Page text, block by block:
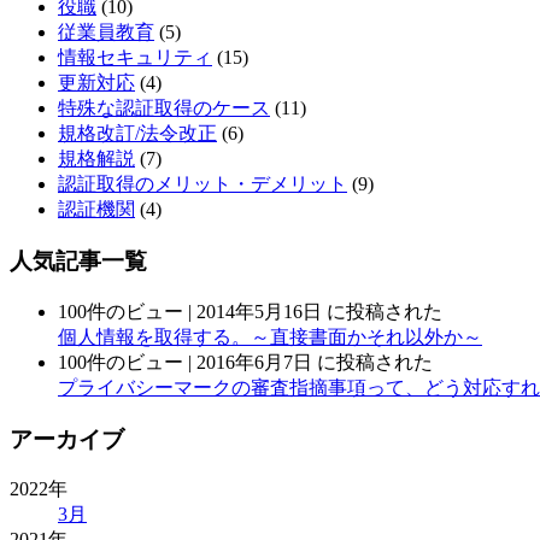
役職 (10)
従業員教育 (5)
情報セキュリティ (15)
更新対応 (4)
特殊な認証取得のケース (11)
規格改訂/法令改正 (6)
規格解説 (7)
認証取得のメリット・デメリット (9)
認証機関 (4)
人気記事一覧
100件のビュー | 2014年5月16日 に投稿された
個人情報を取得する。～直接書面かそれ以外か～
100件のビュー | 2016年6月7日 に投稿された
プライバシーマークの審査指摘事項って、どう対応す
アーカイブ
2022年
3月